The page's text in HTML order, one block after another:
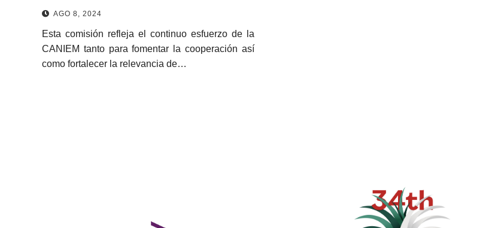
AGO 8, 2024
Esta comisión refleja el continuo esfuerzo de la
CANIEM tanto para fomentar la cooperación así
como fortalecer la relevancia de…